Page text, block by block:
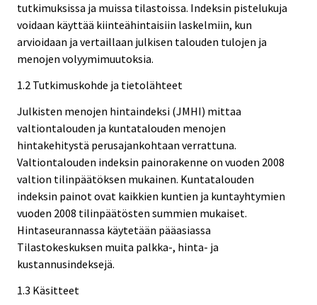
tutkimuksissa ja muissa tilastoissa. Indeksin pistelukuja
voidaan käyttää kiinteähintaisiin laskelmiin, kun
arvioidaan ja vertaillaan julkisen talouden tulojen ja
menojen volyymimuutoksia.
1.2 Tutkimuskohde ja tietolähteet
Julkisten menojen hintaindeksi (JMHI) mittaa
valtiontalouden ja kuntatalouden menojen
hintakehitystä perusajankohtaan verrattuna.
Valtiontalouden indeksin painorakenne on vuoden 2008
valtion tilinpäätöksen mukainen. Kuntatalouden
indeksin painot ovat kaikkien kuntien ja kuntayhtymien
vuoden 2008 tilinpäätösten summien mukaiset.
Hintaseurannassa käytetään pääasiassa
Tilastokeskuksen muita palkka-, hinta- ja
kustannusindeksejä.
1.3 Käsitteet